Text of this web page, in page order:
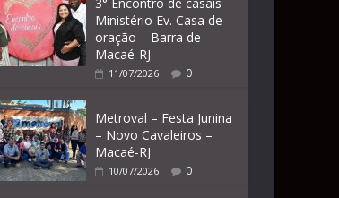
Ministério Ev. Casa de
oração – Barra de
Macaé-RJ
11/07/2026 0
Metroval – Festa Junina
– Novo Cavaleiros –
Macaé-RJ
10/07/2026 0